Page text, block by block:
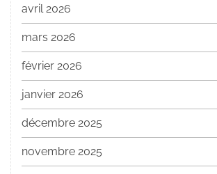
avril 2026
mars 2026
février 2026
janvier 2026
décembre 2025
novembre 2025